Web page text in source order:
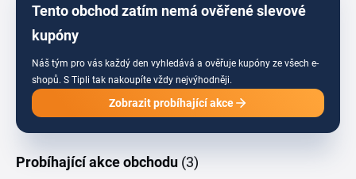
Tento obchod zatím nemá ověřené slevové
kupóny
Náš tým pro vás každý den vyhledává a ověřuje kupóny ze všech e-
shopů. S Tipli tak nakoupíte vždy nejvýhodněji.
Zobrazit probíhající akce
Probíhající akce obchodu (3)